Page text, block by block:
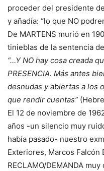
proceder del presidente
y añadía: “lo que NO
De MARTENS murió en
tinieblas de la sentencia
“…Y NO hay cosa creada
PRESENCIA. Más antes
desnudas y abiertas a los
que rendir cuentas”
El 12 de noviembre de
años -un silencio muy
había pasado- nuestro
Exteriores, Marcos Falcón
RECLAMO/DEMANDA